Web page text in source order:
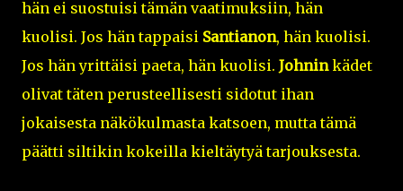
hän ei suostuisi tämän vaatimuksiin, hän
kuolisi. Jos hän tappaisi Santianon, hän kuolisi.
Jos hän yrittäisi paeta, hän kuolisi. Johninkädet
olivat täten perusteellisesti sidotut ihan
jokaisesta näkökulmasta katsoen, mutta tämä
päätti siltikin kokeilla kieltäytyä tarjouksesta.